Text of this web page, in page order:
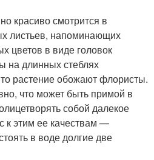
красиво смотрится в
листьев, напоминающих
цветов в виде головок
на длинных стеблях
растение обожают флористы.
что может быть примой в
собой далекое
этим ее качествам —
в воде долгие две